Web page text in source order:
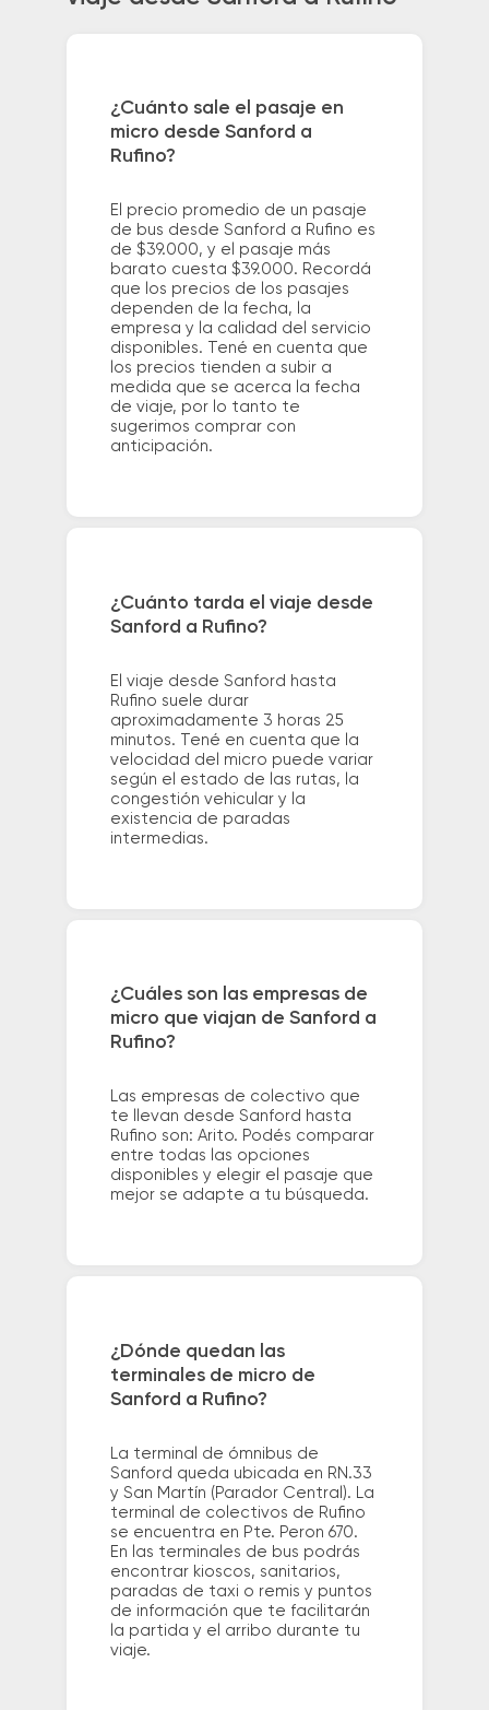
¿Cuánto sale el pasaje en
micro desde Sanford a
Rufino?
El precio promedio de un pasaje
de bus desde Sanford a Rufino es
de $39.000, y el pasaje más
barato cuesta $39.000. Recordá
que los precios de los pasajes
dependen de la fecha, la
empresa y la calidad del servicio
disponibles. Tené en cuenta que
los precios tienden a subir a
medida que se acerca la fecha
de viaje, por lo tanto te
sugerimos comprar con
anticipación.
¿Cuánto tarda el viaje desde
Sanford a Rufino?
El viaje desde Sanford hasta
Rufino suele durar
aproximadamente 3 horas 25
minutos. Tené en cuenta que la
velocidad del micro puede variar
según el estado de las rutas, la
congestión vehicular y la
existencia de paradas
intermedias.
¿Cuáles son las empresas de
micro que viajan de Sanford a
Rufino?
Las empresas de colectivo que
te llevan desde Sanford hasta
Rufino son: Arito. Podés comparar
entre todas las opciones
disponibles y elegir el pasaje que
mejor se adapte a tu búsqueda.
¿Dónde quedan las
terminales de micro de
Sanford a Rufino?
La terminal de ómnibus de
Sanford queda ubicada en RN.33
y San Martín (Parador Central). La
terminal de colectivos de Rufino
se encuentra en Pte. Peron 670.
En las terminales de bus podrás
encontrar kioscos, sanitarios,
paradas de taxi o remis y puntos
de información que te facilitarán
la partida y el arribo durante tu
viaje.